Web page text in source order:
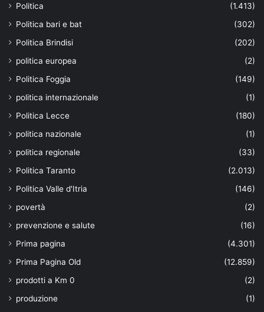
Politica
(1.413)
Politica bari e bat
(302)
Politica Brindisi
(202)
politica europea
(2)
Politica Foggia
(149)
politica internazionale
(1)
Politica Lecce
(180)
politica nazionale
(1)
politica regionale
(33)
Politica Taranto
(2.013)
Politica Valle d'Itria
(146)
povertà
(2)
prevenzione e salute
(16)
Prima pagina
(4.301)
Prima Pagina Old
(12.859)
prodotti a Km 0
(2)
produzione
(1)